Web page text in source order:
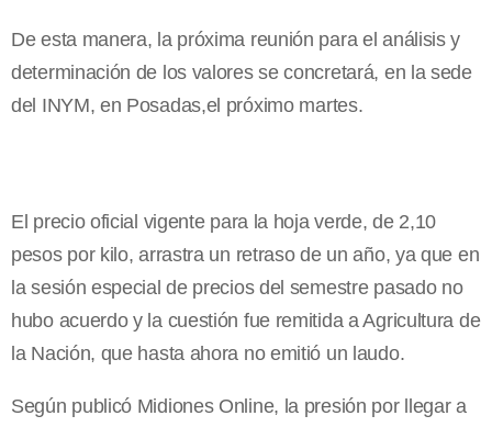
De esta manera, la próxima reunión para el análisis y
determinación de los valores se concretará, en la sede
del INYM, en Posadas,el próximo martes.
El precio oficial vigente para la hoja verde, de 2,10
pesos por kilo, arrastra un retraso de un año, ya que en
la sesión especial de precios del semestre pasado no
hubo acuerdo y la cuestión fue remitida a Agricultura de
la Nación, que hasta ahora no emitió un laudo.
Según publicó Midiones Online, la presión por llegar a